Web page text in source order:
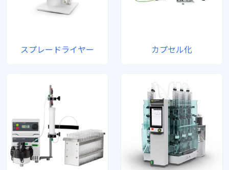
スプレードライヤー カプセル化